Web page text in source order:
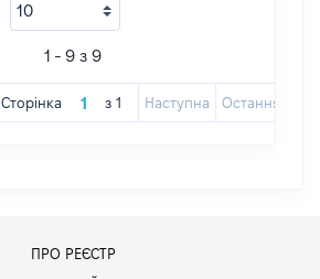
1 - 9 з 9
Сторінка з 1 Наступна Остання
ПРО РЕЄСТР